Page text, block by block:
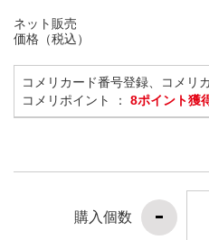
ネット販売
価格（税込）
コメリカード番号登録、コメリ
コメリポイント ： 8ポイント獲
購入個数